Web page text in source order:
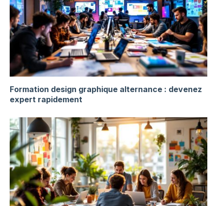
Formation design graphique alternance : devenez
expert rapidement